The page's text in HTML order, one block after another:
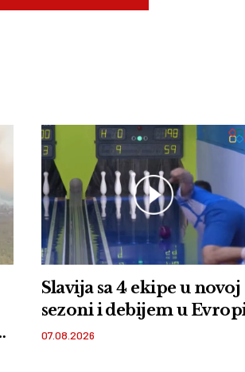
Slavija sa 4 ekipe u novoj
sezoni i debijem u
07.08.2026